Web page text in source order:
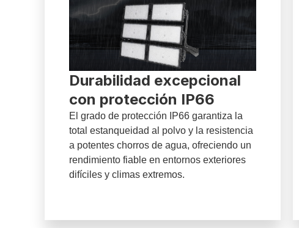
Durabilidad excepcional
con protección IP66
El grado de protección IP66 garantiza la
total estanqueidad al polvo y la resistencia
a potentes chorros de agua, ofreciendo un
rendimiento fiable en entornos exteriores
difíciles y climas extremos.